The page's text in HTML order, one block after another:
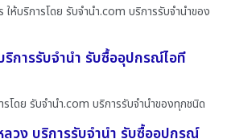
ให้บริการโดย รับจํานํา.com บริการรับจำนำของ
การรับจำนำ รับซื้ออุปกรณ์ไอที
โดย รับจํานํา.com บริการรับจำนำของทุกชนิด
วง บริการรับจำนำ รับซื้ออุปกรณ์